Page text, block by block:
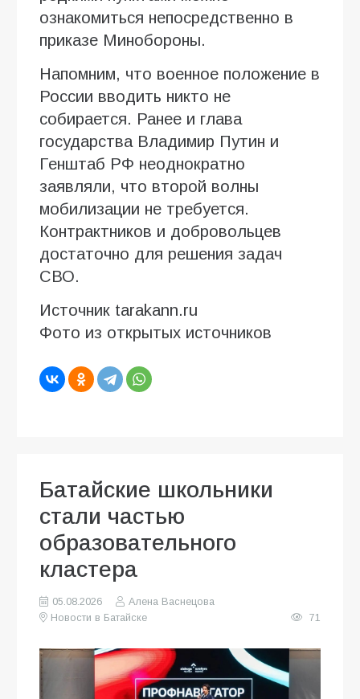
ознакомиться непосредственно в
приказе Минобороны.
Напомним, что военное положение в
России вводить никто не
собирается. Ранее и глава
государства Владимир Путин и
Генштаб РФ неоднократно
заявляли, что второй волны
мобилизации не требуется.
Контрактников и добровольцев
достаточно для решения задач
СВО.
Источник tarakann.ru
Фото из открытых источников
Батайские школьники
стали частью
образовательного
кластера
05.08.2026
Алена Васнецова
Новости в Батайске
71